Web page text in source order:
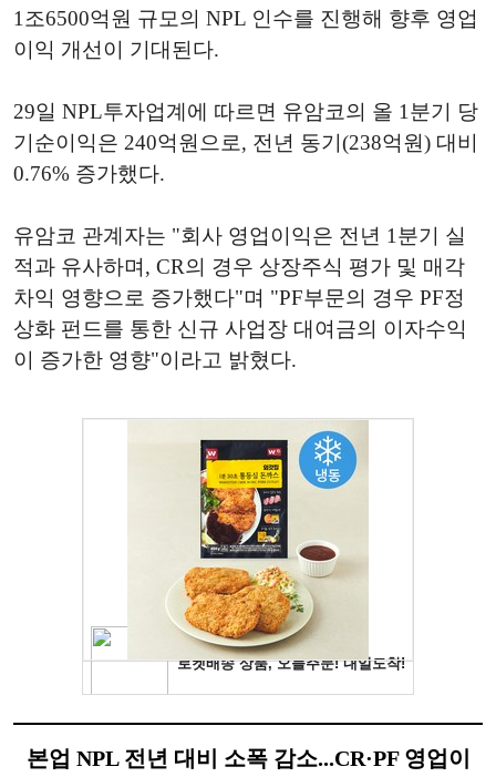
1조6500억원 규모의 NPL 인수를 진행해 향후 영업
이익 개선이 기대된다.
29일 NPL투자업계에 따르면 유암코의 올 1분기 당
기순이익은 240억원으로, 전년 동기(238억원) 대비
0.76% 증가했다.
유암코 관계자는 "회사 영업이익은 전년 1분기 실
적과 유사하며, CR의 경우 상장주식 평가 및 매각
차익 영향으로 증가했다"며 "PF부문의 경우 PF정
상화 펀드를 통한 신규 사업장 대여금의 이자수익
이 증가한 영향"이라고 밝혔다.
본업 NPL 전년 대비 소폭 감소...CR·PF 영업이